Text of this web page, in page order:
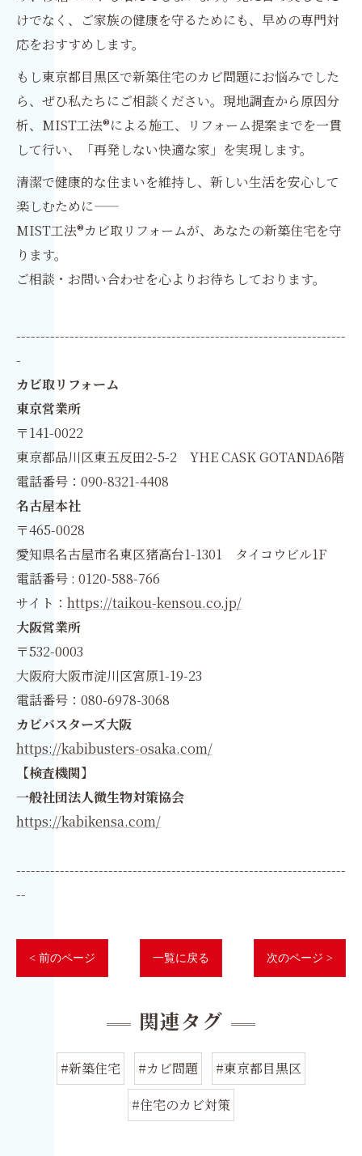
けでなく、ご家族の健康を守るためにも、早めの専門対
応をおすすめします。
もし東京都目黒区で新築住宅のカビ問題にお悩みでした
ら、ぜひ私たちにご相談ください。現地調査から原因分
析、MIST工法®による施工、リフォーム提案までを一貫
して行い、「再発しない快適な家」を実現します。
清潔で健康的な住まいを維持し、新しい生活を安心して
楽しむために――
MIST工法®カビ取リフォームが、あなたの新築住宅を守
ります。
ご相談・お問い合わせを心よりお待ちしております。
--------------------------------------------------------------------
-
カビ取リフォーム
東京営業所
〒141-0022
東京都品川区東五反田2-5-2 YHE CASK GOTANDA6階
電話番号：090-8321-4408
名古屋本社
〒465-0028
愛知県名古屋市名東区猪高台1-1301 タイコウビル1F
電話番号 : 0120-588-766
サイト： https://taikou-kensou.co.jp/
大阪営業所
〒532-0003
大阪府大阪市淀川区宮原1-19-23
電話番号：080-6978-3068
カビバスターズ大阪
https://kabibusters-osaka.com/
【検査機関】
一般社団法人微生物対策協会
https://kabikensa.com/
--------------------------------------------------------------------
--
< 前のページ 一覧に戻る 次のページ >
関連タグ
#新築住宅 #カビ問題
#東京都目黒区
#住宅のカビ対策